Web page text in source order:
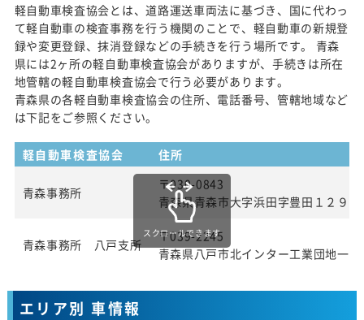
軽自動車検査協会とは、道路運送車両法に基づき、国に代わっ
て軽自動車の検査事務を行う機関のことで、軽自動車の新規登
録や変更登録、抹消登録などの手続きを行う場所です。 青森
県には2ヶ所の軽自動車検査協会がありますが、手続きは所在
地管轄の軽自動車検査協会で行う必要があります。
青森県の各軽自動車検査協会の住所、電話番号、管轄地域など
は下記をご参照ください。
軽自動車検査協会 住所
青森事務所
〒030-0843
青森県青森市大字浜田字豊田１２９番
青森事務所 八戸支所
〒039-2245
青森県八戸市北インター工業団地一
スクロールできます
エリア別 車情報